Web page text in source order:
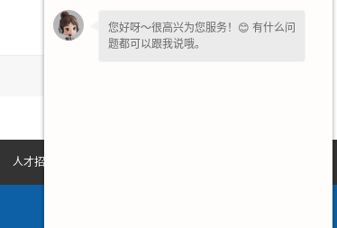
人才招聘
您好呀～很高兴为您服务！😊 有什么问
题都可以跟我说哦。